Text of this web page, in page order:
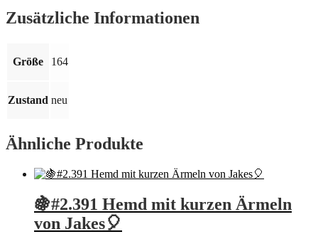
164-
Xs
Zusätzliche Informationen
Größe 164
Zustand neu
Ähnliche Produkte
🍇#2.391 Hemd mit kurzen Ärmeln
von Jakes🎈